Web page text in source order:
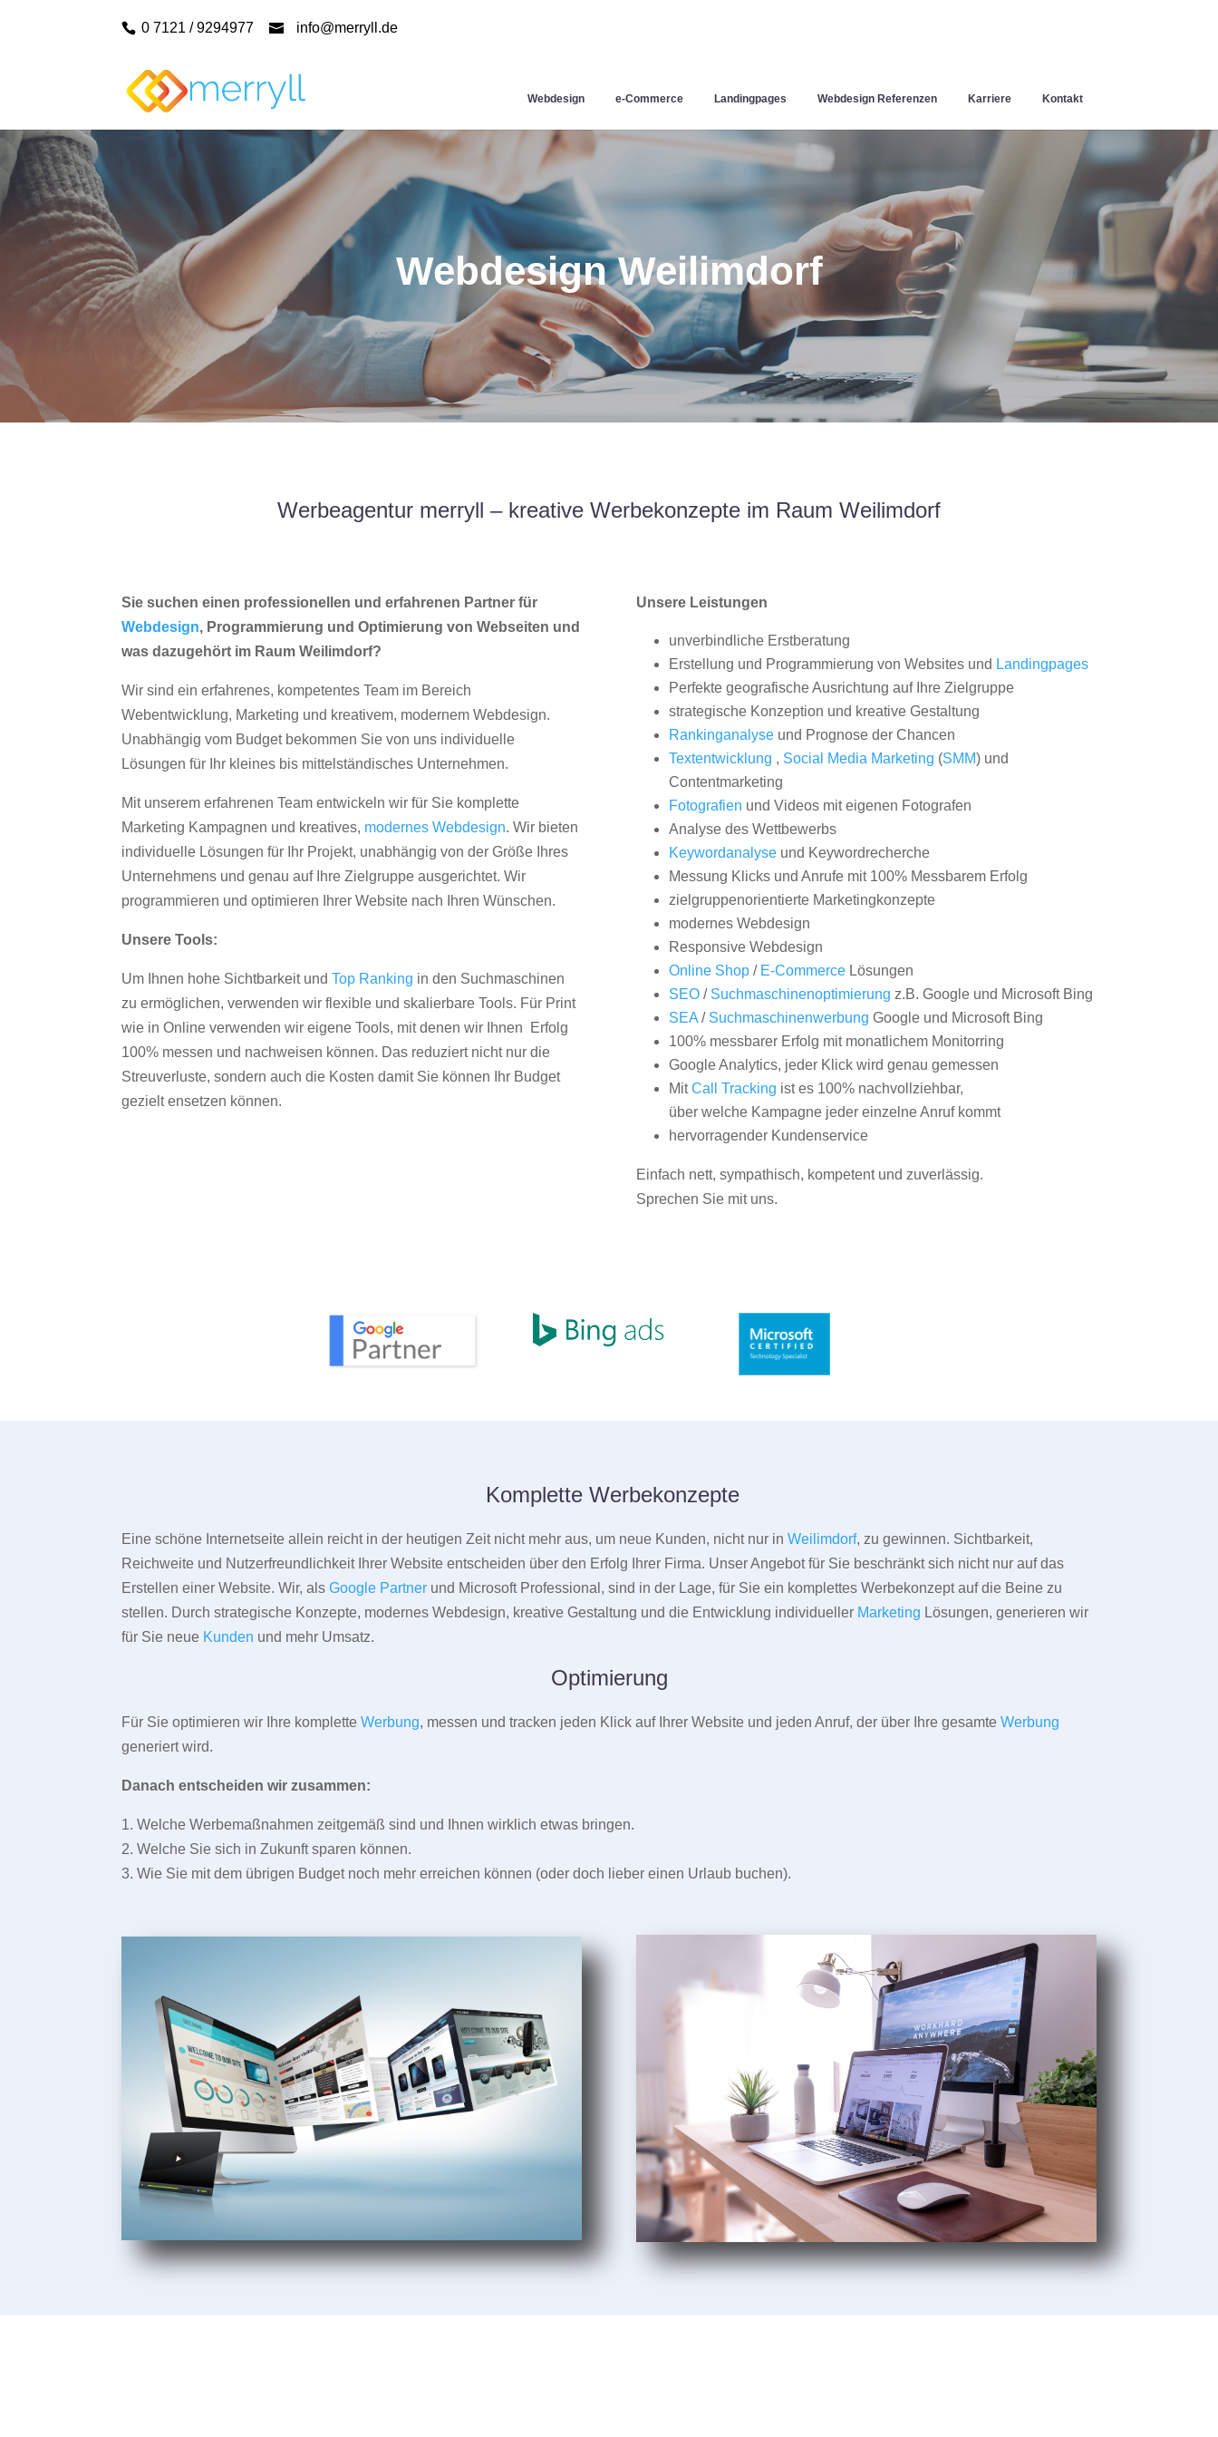
0 7121 / 9294977 info@merryll.de
Webdesign e-Commerce Landingpages Webdesign Referenzen Karriere Kontakt
Webdesign Weilimdorf
Werbeagentur merryll – kreative Werbekonzepte im Raum Weilimdorf
Sie suchen einen professionellen und erfahrenen Partner für
Webdesign, Programmierung und Optimierung von Webseiten und
was dazugehört im Raum Weilimdorf?
Wir sind ein erfahrenes, kompetentes Team im Bereich
Webentwicklung, Marketing und kreativem, modernem Webdesign.
Unabhängig vom Budget bekommen Sie von uns individuelle
Lösungen für Ihr kleines bis mittelständisches Unternehmen.
Mit unserem erfahrenen Team entwickeln wir für Sie komplette
Marketing Kampagnen und kreatives, modernes Webdesign. Wir bieten
individuelle Lösungen für Ihr Projekt, unabhängig von der Größe Ihres
Unternehmens und genau auf Ihre Zielgruppe ausgerichtet. Wir
programmieren und optimieren Ihrer Website nach Ihren Wünschen.
Unsere Tools:
Um Ihnen hohe Sichtbarkeit undTop Ranking in den Suchmaschinen
zu ermöglichen, verwenden wir flexible und skalierbare Tools. Für Print
wie in Online verwenden wir eigene Tools, mit denen wir Ihnen Erfolg
100% messen und nachweisen können. Das reduziert nicht nur die
Streuverluste, sondern auch die Kosten damit Sie können Ihr Budget
gezielt ensetzen können.
Unsere Leistungen
unverbindliche Erstberatung
Erstellung und Programmierung von Websites und Landingpages
Perfekte geografische Ausrichtung auf Ihre Zielgruppe
strategische Konzeption und kreative Gestaltung
Rankinganalyseund Prognose der Chancen
Textentwicklung , Social Media Marketing (SMM) und
Contentmarketing
Fotografien und Videos mit eigenen Fotografen
Analyse des Wettbewerbs
Keywordanalyseund Keywordrecherche
Messung Klicks und Anrufe mit 100% Messbarem Erfolg
zielgruppenorientierte Marketingkonzepte
modernes Webdesign
Responsive Webdesign
Online Shop/ E-CommerceLösungen
SEO/ Suchmaschinenoptimierung z.B. Google und Microsoft Bing
SEA/ Suchmaschinenwerbung Google und Microsoft Bing
100% messbarer Erfolg mit monatlichem Monitorring
Google Analytics, jeder Klick wird genau gemessen
MitCall Tracking ist es 100% nachvollziehbar,
über welche Kampagne jeder einzelne Anruf kommt
hervorragender Kundenservice
Einfach nett, sympathisch, kompetent und zuverlässig.
Sprechen Sie mit uns.
Komplette Werbekonzepte
Eine schöne Internetseite allein reicht in der heutigen Zeit nicht mehr aus, um neue Kunden, nicht nur inWeilimdorf, zu gewinnen. Sichtbarkeit,
Reichweite und Nutzerfreundlichkeit Ihrer Website entscheiden über den Erfolg Ihrer Firma. Unser Angebot für Sie beschränkt sich nicht nur auf das
Erstellen einer Website. Wir, alsGoogle Partner und Microsoft Professional, sind in der Lage, für Sie ein komplettes Werbekonzept auf die Beine zu
stellen. Durch strategische Konzepte, modernes Webdesign, kreative Gestaltung und die Entwicklung individueller Marketing Lösungen, generieren wir
für Sie neue Kunden und mehr Umsatz.
Optimierung
Für Sie optimieren wir Ihre kompletteWerbung, messen und tracken jeden Klick auf Ihrer Website und jeden Anruf, der über Ihre gesamteWerbung
generiert wird.
Danach entscheiden wir zusammen:
1. Welche Werbemaßnahmen zeitgemäß sind und Ihnen wirklich etwas bringen.
2. Welche Sie sich in Zukunft sparen können.
3. Wie Sie mit dem übrigen Budget noch mehr erreichen können (oder doch lieber einen Urlaub buchen).